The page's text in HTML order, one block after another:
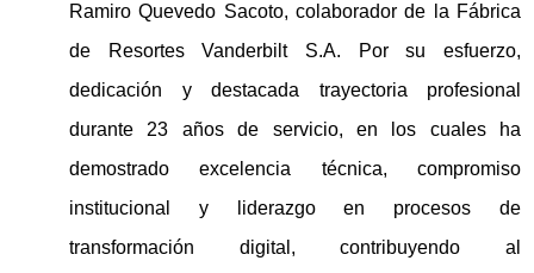
Ramiro Quevedo Sacoto, colaborador de la Fábrica
de Resortes Vanderbilt S.A. Por su esfuerzo,
dedicación y destacada trayectoria profesional
durante 23 años de servicio, en los cuales ha
demostrado excelencia técnica, compromiso
institucional y liderazgo en procesos de
transformación digital, contribuyendo al